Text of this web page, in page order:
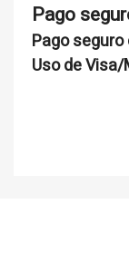
Pago
Pago seguro
Uso de